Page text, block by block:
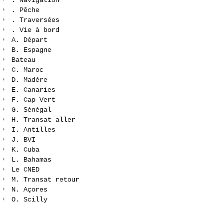
. Pêche
. Traversées
. Vie à bord
A. Départ
B. Espagne
Bateau
C. Maroc
D. Madère
E. Canaries
F. Cap Vert
G. Sénégal
H. Transat aller
I. Antilles
J. BVI
K. Cuba
L. Bahamas
Le CNED
M. Transat retour
N. Açores
O. Scilly